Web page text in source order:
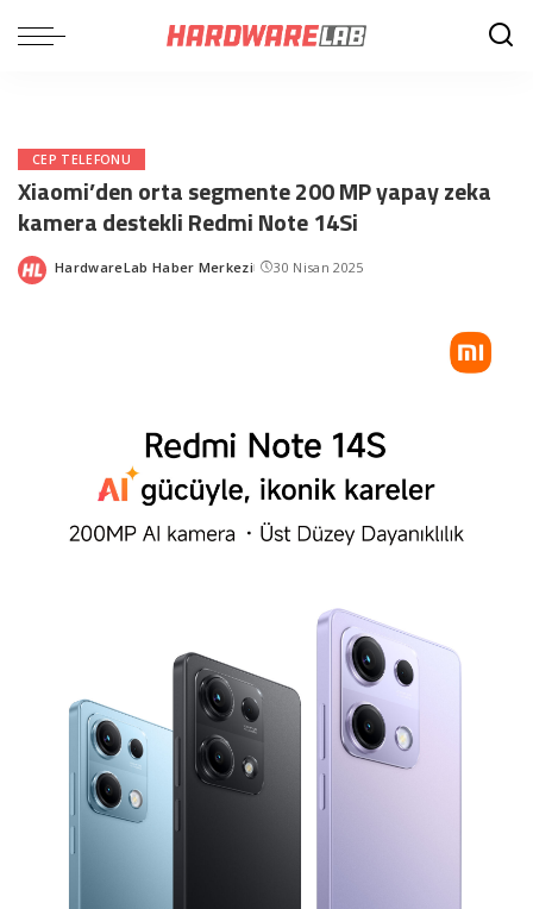
CEP TELEFONU
Xiaomi’den orta segmente 200 MP yapay zeka
kamera destekli Redmi Note 14Si
Posted
HardwareLab Haber Merkezi 30 Nisan 2025